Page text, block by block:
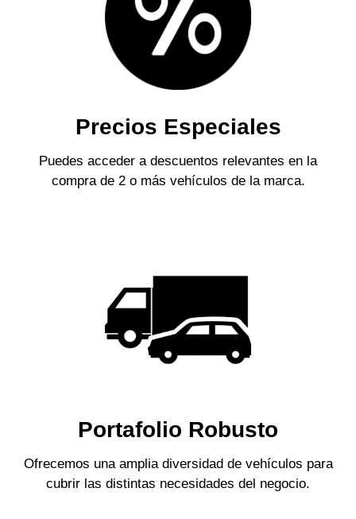
Precios Especiales
Puedes acceder a descuentos relevantes en la
compra de 2 o más vehículos de la marca.
Portafolio Robusto
Ofrecemos una amplia diversidad de vehículos para
cubrir las distintas necesidades del negocio.